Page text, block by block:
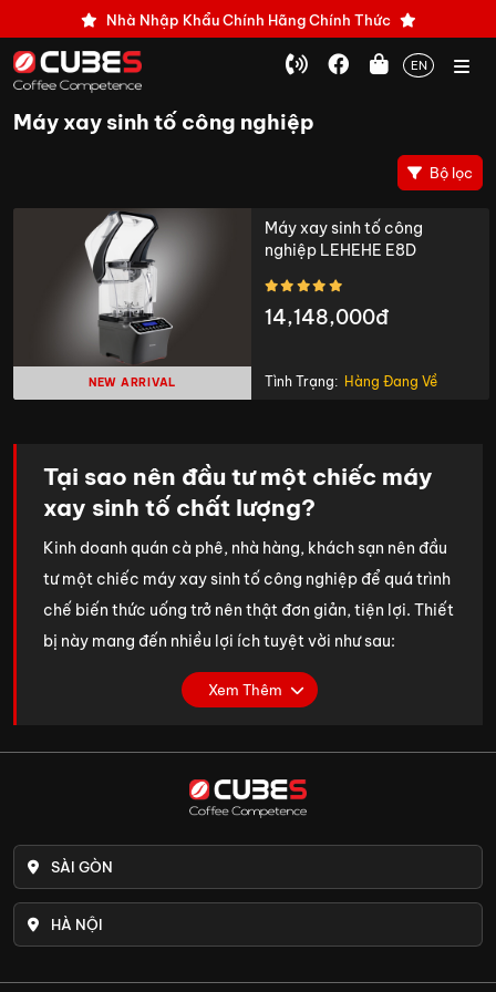
Nhà Nhập Khẩu Chính Hãng Chính Thức
EN
Máy xay sinh tố công nghiệp
Bộ lọc
NEW ARRIVAL
Máy xay sinh tố công
nghiệp LEHEHE E8D
14,148,000đ
Tình Trạng: Hàng Đang Về
Tại sao nên đầu tư một chiếc máy
xay sinh tố chất lượng?
Kinh doanh quán cà phê, nhà hàng, khách sạn nên đầu
tư một chiếc máy xay sinh tố công nghiệp để quá trình
chế biến thức uống trở nên thật đơn giản, tiện lợi. Thiết
bị này mang đến nhiều lợi ích tuyệt vời như sau:
Công suất lớn, xay nhanh, hiệu quả:
máy xay sinh tố công nghiệp có thể sở hữu công
suất lên đến 4.500W, đảm bảo xay nhanh, mạnh,
đáp ứng nhu cầu sử dụng liên tục với tần suất cao.
Sản phẩm là lựa chọn lý tưởng dành cho các quán
cà phê, nhà hàng, khách sạn phải phục vụ lượng
khách lớn.
Chất liệu bền bỉ, dễ vệ sinh:
Xem Thêm
SÀI GÒN
HÀ NỘI